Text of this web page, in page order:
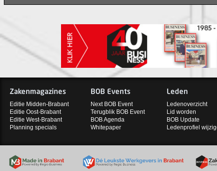
Zakenmagazines
Editie Midden-Brabant
Editie Oost-Brabant
Editie West-Brabant
Planning specials
BOB Events
Next BOB Event
Terugblik BOB Event
BOB Agenda
Whitepaper
Leden
Ledenoverzicht
Lid worden
BOB Update
Ledenprofiel